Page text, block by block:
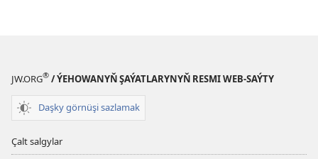
JW.ORG® / ÝEHOWANYŇ ŞAÝATLARYNYŇ RESMI WEB-SAÝTY
Daşky görnüşi sazlamak
Çalt salgylar